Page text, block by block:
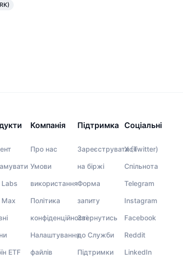
Labs
Max
ETF
Компанія
Про нас
Умови
використання
Політика
конфіденційності
Налаштування
файлів
Підтримка
Зареєструватися
на біржі
Форма
запиту
Звернутись
до Служби
Підтримки
Соціальні
X (Twitter)
Спільнота
Telegram
Instagram
Facebook
Reddit
LinkedIn